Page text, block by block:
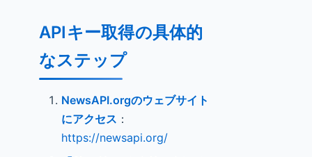
APIキー取得の具体的
なステップ
NewsAPI.orgのウェブサイト
にアクセス ：
https://newsapi.org/